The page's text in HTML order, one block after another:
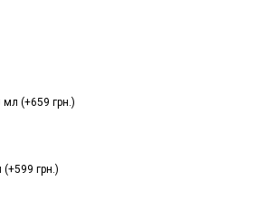
(+659 грн.)
грн.)